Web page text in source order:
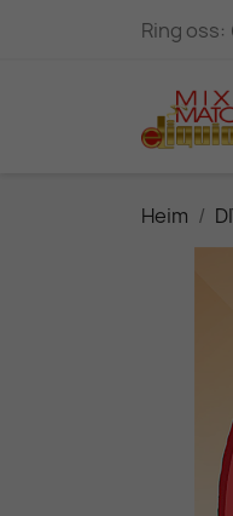
Ring oss:
Heim